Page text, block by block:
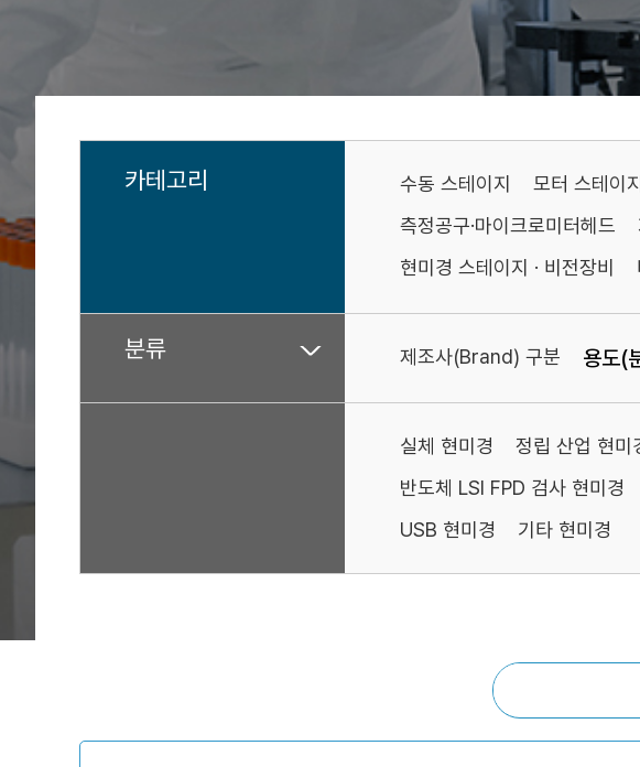
카테고리 수동 스테이지 모터 스테이지
측정공구·마이크로미터헤드
현미경 스테이지 · 비전장비
분류 제조사(Brand) 구분 용도(
실체 현미경 정립 산업 현미
반도체 LSI FPD 검사 현미경
USB 현미경
기타 현미경